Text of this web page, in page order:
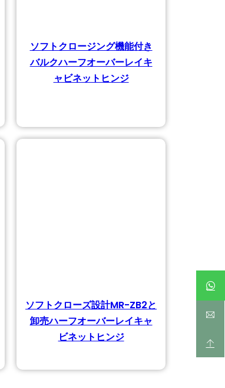
ソフトクロージング機能付き
バルクハーフオーバーレイキ
ャビネットヒンジ
ソフトクローズ設計MR-ZB2と
卸売ハーフオーバーレイキャ
ビネットヒンジ